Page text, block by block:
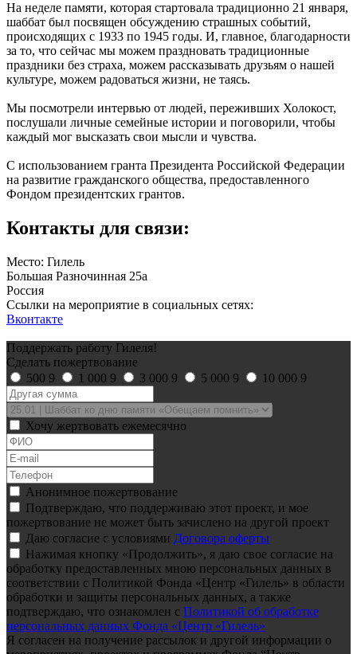
На неделе памяти, которая стартовала традиционно 21 января,
шаббат был посвящен обсуждению страшных событий,
происходящих с 1933 по 1945 годы. И, главное, благодарности
за то, что сейчас мы можем праздновать традиционные
праздники без страха, можем рассказывать друзьям о нашей
культуре, можем радоваться жизни, не таясь.
Мы посмотрели интервью от людей, переживших Холокост,
послушали личные семейные истории и поговорили, чтобы
каждый мог высказать свои мысли и чувства.
C использованием гранта Президента Российской Федерации
на развитие гражданского общества, предоставленного
Фондом президентских грантов.
Контакты для связи:
Место: Гилель
Большая Разночинная 25а
Россия
Ссылки на мероприятие в социальных сетях:
Вконтакте
Поддержать работу Гилеля!
Сделать пожертвование
500 9 1 000 9 3 000 9 5 000 9 10 000 9
Хочу жертвовать ежемесячно
Анонимное пожертвование
Подтверждаю, что поддерживаю этот проект, и мое
пожертвование не может быть зачислено на другой проект
Даю согласие с условиями Договора оферты
Нажимая кнопку «Продолжить», я даю свое согласие на
обработку предоставленных мною персональных данных в
соответствии с Политикой Фонда «Центр «Гилель» в области
обработки и защиты персональных данных, а также
подтверждаю, что ознакомлен с Политикой об обработке
персональных данных Фонда «Центр «Гилель»
Я согласен на получение рассылок и другой информации о